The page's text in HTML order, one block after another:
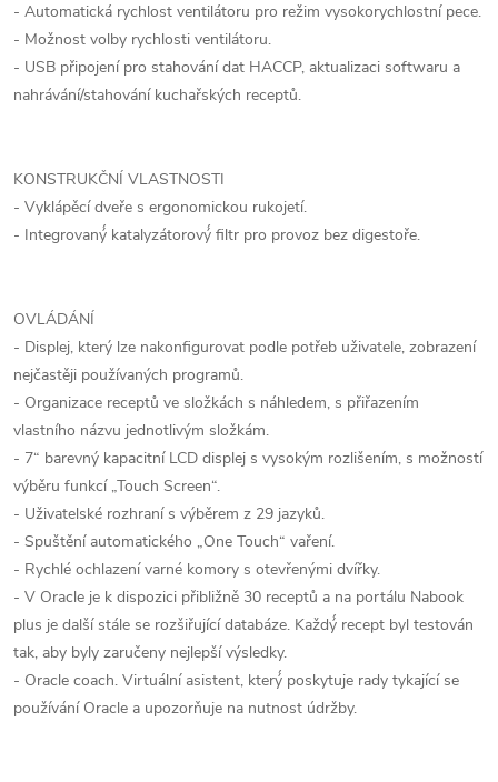
- Automatická rychlost ventilátoru pro režim vysokorychlostní pece.
- Možnost volby rychlosti ventilátoru.
- USB připojení pro stahování dat HACCP, aktualizaci softwaru a
nahrávání/stahování kuchařských receptů.
KONSTRUKČNÍ VLASTNOSTI
- Vyklápěcí dveře s ergonomickou rukojetí.
- Integrovaný́ katalyzátorový́ filtr pro provoz bez digestoře.
OVLÁDÁNÍ
- Displej, který lze nakonfigurovat podle potřeb uživatele, zobrazení
nejčastěji používaných programů.
- Organizace receptů ve složkách s náhledem, s přiřazením
vlastního názvu jednotlivým složkám.
- 7“ barevný kapacitní LCD displej s vysokým rozlišením, s možností
výběru funkcí „Touch Screen“.
- Uživatelské rozhraní s výběrem z 29 jazyků.
- Spuštění automatického „One Touch“ vaření.
- Rychlé ochlazení varné komory s otevřenými dvířky.
- V Oracle je k dispozici přibližně 30 receptů a na portálu Nabook
plus je další stále se rozšiřující databáze. Každý́ recept byl testován
tak, aby byly zaručeny nejlepší výsledky.
- Oracle coach. Virtuální asistent, který́ poskytuje rady tykající se
používání Oracle a upozorňuje na nutnost údržby.